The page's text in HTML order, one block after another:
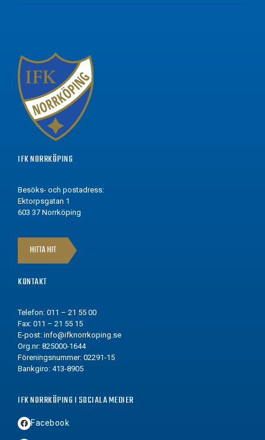
IFK NORRKÖPING
Besöks- och postadress:
Ektorpsgatan 1
603 37 Norrköping
HITTA HIT
KONTAKT
Telefon: 011 – 21 55 00
Fax: 011 – 21 55 15
E-post: info@ifknorrkoping.se
Org.nr: 825000-1644
Föreningsnummer: 02291-15
Bankgiro: 413-8905
IFK NORRKÖPING I SOCIALA MEDIER
Facebook